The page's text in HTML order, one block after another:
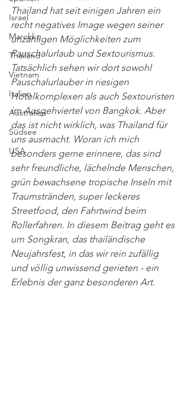
Israel
Marokko
Thailand
Vietnam
Italien
Australien
Südsee
USA
Thailand hat seit einigen Jahren ein
recht negatives Image wegen seiner
unzähligen Möglichkeiten zum
Pauschalurlaub und Sextourismus.
Tatsächlich sehen wir dort sowohl
Pauschalurlauber in riesigen
Hotelkomplexen als auch Sextouristen
im Ausgehviertel von Bangkok. Aber
das ist nicht wirklich, was Thailand für
uns ausmacht. Woran ich mich
besonders gerne erinnere, das sind
sehr freundliche, lächelnde Menschen,
grün bewachsene tropische Inseln mit
Traumstränden, super leckeres
Streetfood, den Fahrtwind beim
Rollerfahren. In diesem Beitrag geht es
um Songkran, das thailändische
Neujahrsfest, in das wir rein zufällig
und völlig unwissend gerieten - ein
Erlebnis der ganz besonderen Art.